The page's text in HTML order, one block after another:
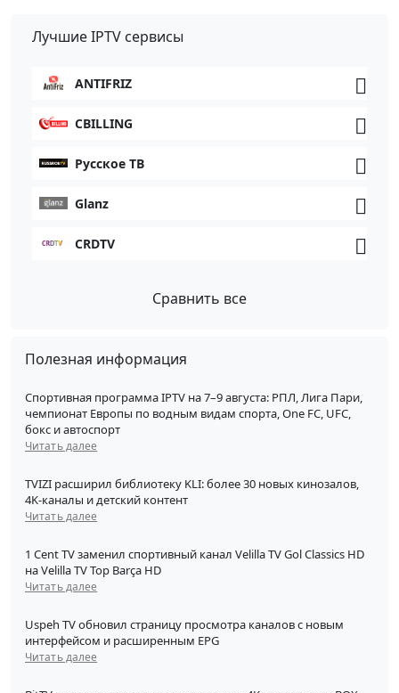
Лучшие IPTV сервисы
ANTIFRIZ
CBILLING
Русское ТВ
Glanz
CRDTV
Сравнить все
Полезная информация
Спортивная программа IPTV на 7–9 августа: РПЛ, Лига Пари,
чемпионат Европы по водным видам спорта, One FC, UFC,
бокс и автоспорт
Читать далее
TVIZI расширил библиотеку KLI: более 30 новых кинозалов,
4K-каналы и детский контент
Читать далее
1 Cent TV заменил спортивный канал Velilla TV Gol Classics HD
на Velilla TV Top Barça HD
Читать далее
Uspeh TV обновил страницу просмотра каналов с новым
интерфейсом и расширенным EPG
Читать далее